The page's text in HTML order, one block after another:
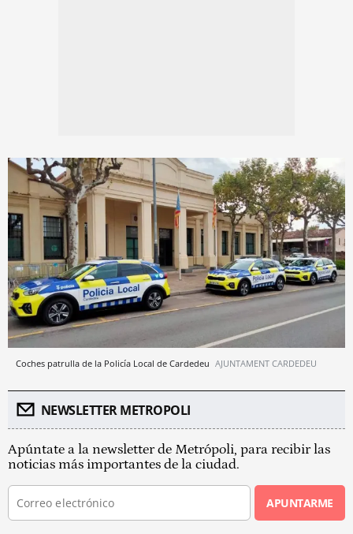
Coches patrulla de la Policía Local de Cardedeu AJUNTAMENT CARDEDEU
NEWSLETTER METROPOLI
Apúntate a la newsletter de Metrópoli, para recibir las
noticias más importantes de la ciudad.
APUNTARME